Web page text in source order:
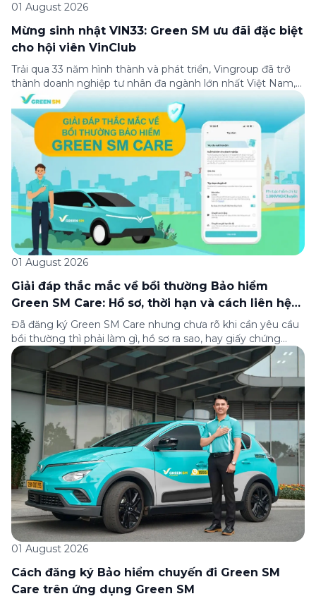
01 August 2026
Mừng sinh nhật VIN33: Green SM ưu đãi đặc biệt
cho hội viên VinClub
Trải qua 33 năm hình thành và phát triển, Vingroup đã trở
thành doanh nghiệp tư nhân đa ngành lớn nhất Việt Nam,
lọt Top 30 doanh nghiệp lớn nhất Đông Nam Á theo bảng
xếp hạng của Tạp chí Fortune (Mỹ). Nhân kỷ niệm 33 năm
thành lập (8/8/1993 đến 8/8/2026), Green SM trân […]
01 August 2026
Giải đáp thắc mắc về bồi thường Bảo hiểm
Green SM Care: Hồ sơ, thời hạn và cách liên hệ
hỗ trợ
Đã đăng ký Green SM Care nhưng chưa rõ khi cần yêu cầu
bồi thường thì phải làm gì, hồ sơ ra sao, hay giấy chứng
nhận bảo hiểm tìm ở đâu? Bài viết này tổng hợp đầy đủ các
câu hỏi thường gặp nhất về quy trình bồi thường và hỗ trợ
của Green […]
01 August 2026
Cách đăng ký Bảo hiểm chuyến đi Green SM
Care trên ứng dụng Green SM